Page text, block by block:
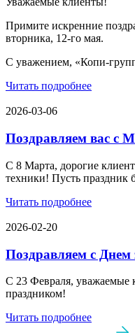
Примите искренние
вторника, 12-го мая.
С уважением, «Копи-
Читать подробнее
2026-03-06
Поздравляем вас с
С 8 Марта, дорогие
техники! Пусть праздник
Читать подробнее
2026-02-20
Поздравляем с Днем
С 23 Февраля, уважаемые
праздником!
Читать подробнее